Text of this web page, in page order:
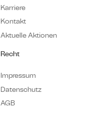
Karriere
Kontakt
Aktuelle Aktionen
Recht
Impressum
Datenschutz
AGB